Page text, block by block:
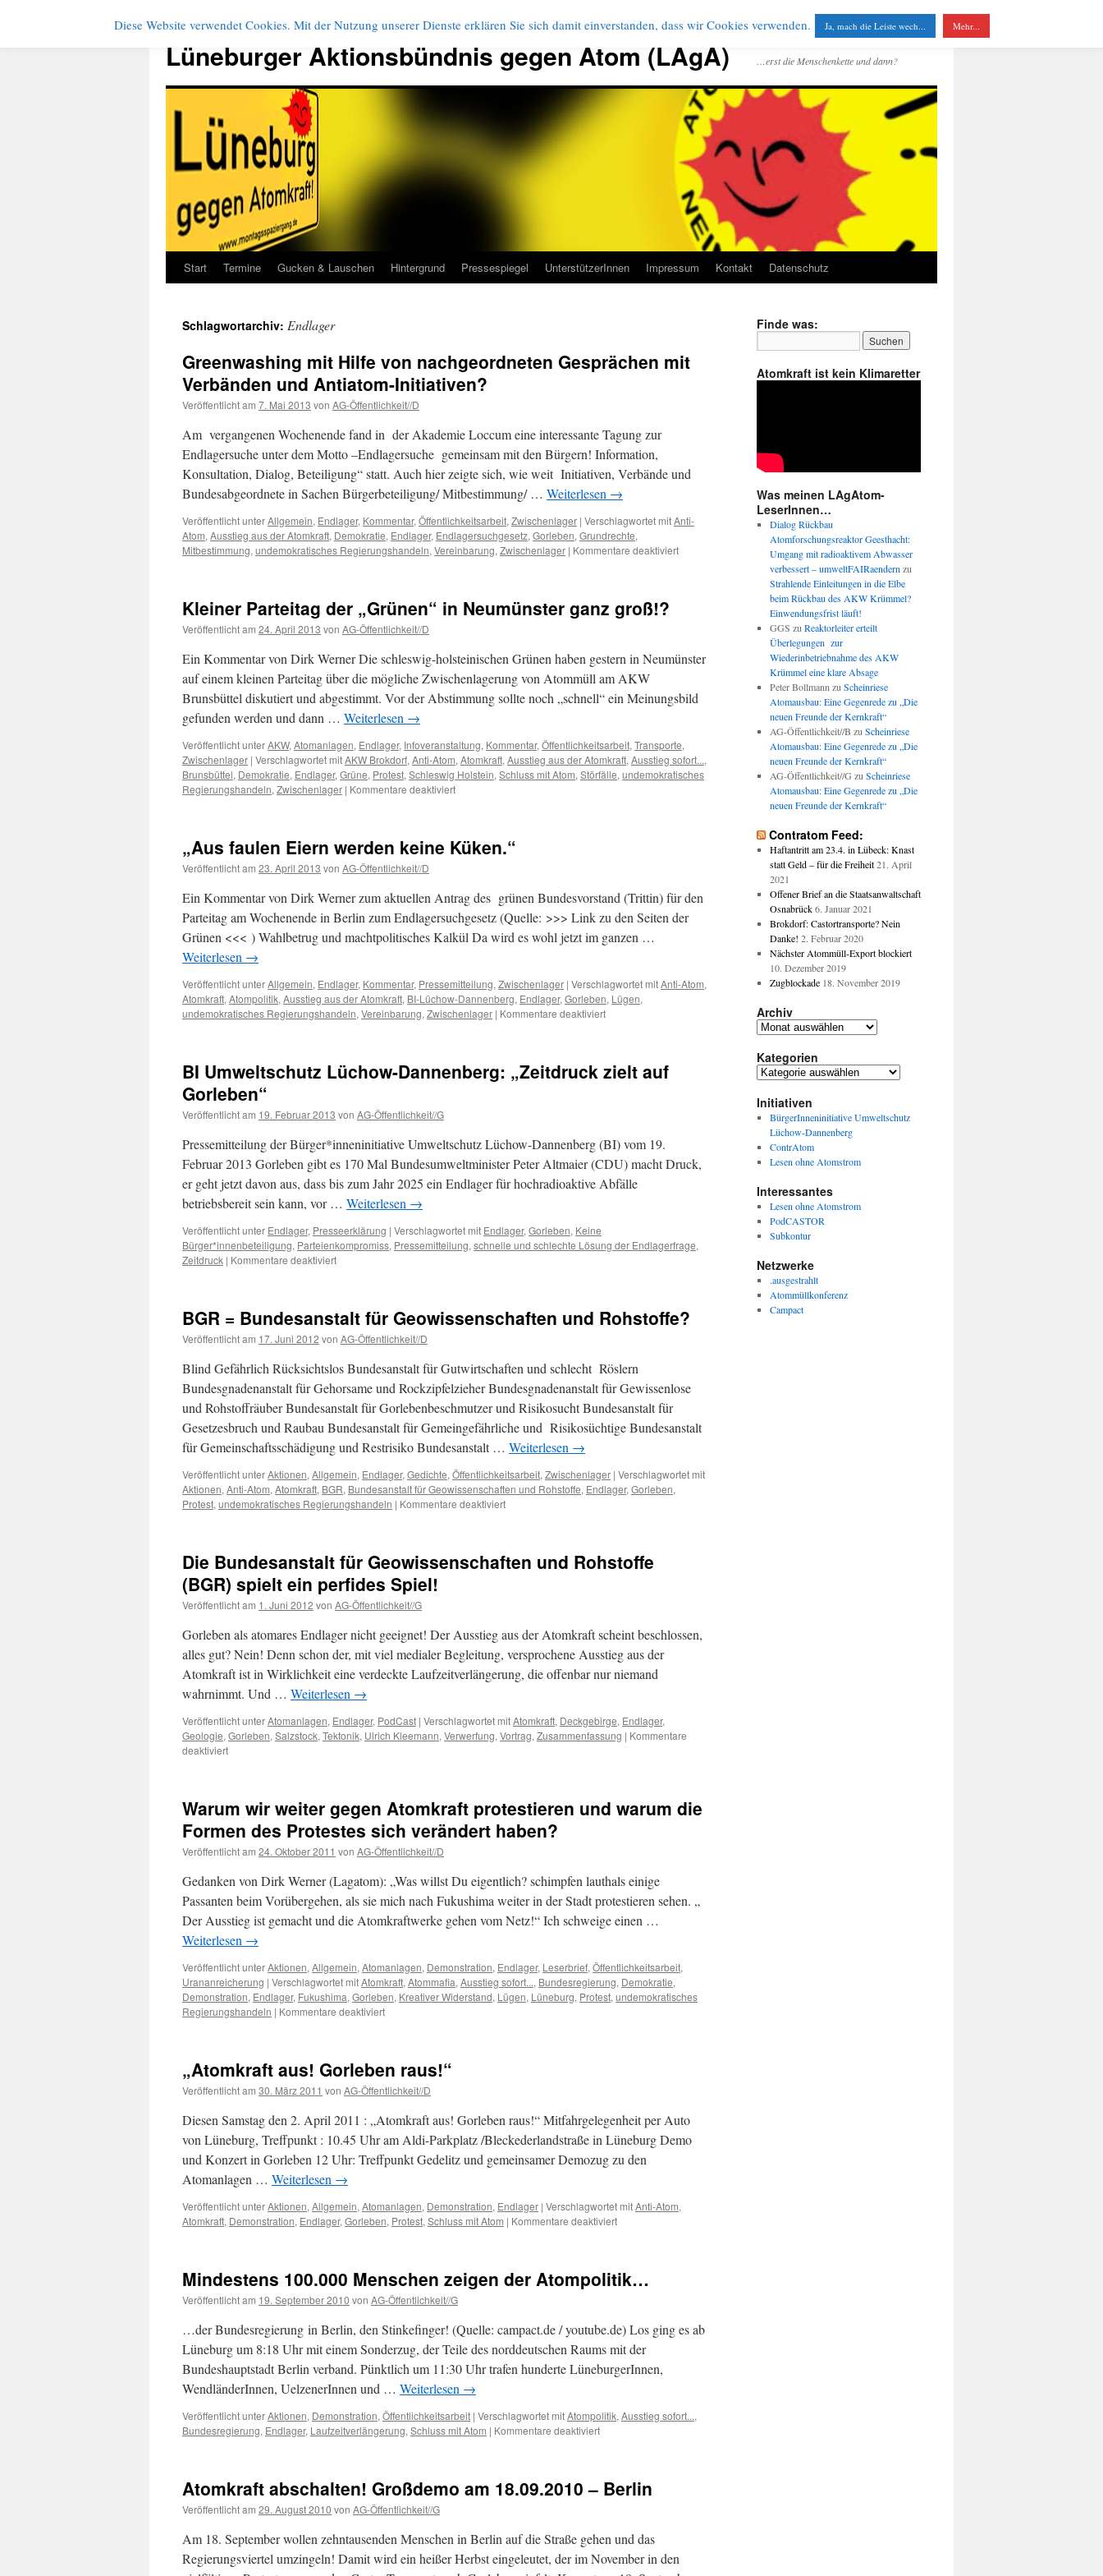
Zum
springen
Lüneburger Aktionsbündnis gegen Atom (LAgA) …erst die Menschenkette und dann?
Start Termine Gucken & Lauschen Hintergrund Pressespiegel UnterstützerInnen Impressum Kontakt Datenschutz
Schlagwortarchiv: Endlager
Greenwashing mit Hilfe von nachgeordneten Gesprächen mit
Verbänden und Antiatom-Initiativen?
Veröffentlicht am 7. Mai 2013 von AG-Öffentlichkeit//D
Am vergangenen Wochenende fand in der Akademie Loccum eine interessante Tagung zur
Endlagersuche unter dem Motto –Endlagersuche gemeinsam mit den Bürgern! Information,
Konsultation, Dialog, Beteiligung“ statt. Auch hier zeigte sich, wie weit Initiativen, Verbände und
Bundesabgeordnete in Sachen Bürgerbeteiligung/ Mitbestimmung/ … Weiterlesen →
Veröffentlicht unterAllgemein, Endlager, Kommentar, Öffentlichkeitsarbeit, Zwischenlager | Verschlagwortet mitAnti-
Atom, Ausstieg aus der Atomkraft, Demokratie, Endlager, Endlagersuchgesetz, Gorleben, Grundrechte,
Mitbestimmung, undemokratisches Regierungshandeln, Vereinbarung, Zwischenlager | Kommentare deaktiviertfür
mit
Verbänden
Antiatom-
Kleiner Parteitag der „Grünen“ in Neumünster ganz groß!?
Veröffentlicht am 24. April 2013 von AG-Öffentlichkeit//D
Ein Kommentar von Dirk Werner Die schleswig-holsteinischen Grünen haben gestern in Neumünster
auf einem kleinen Parteitag über die mögliche Zwischenlagerung von Atommüll am AKW
Brunsbüttel diskutiert und abgestimmt. Vor der Abstimmung sollte noch „schnell“ ein Meinungsbild
gefunden werden und dann … Weiterlesen →
Veröffentlicht unterAKW, Atomanlagen, Endlager, Infoveranstaltung, Kommentar, Öffentlichkeitsarbeit, Transporte,
Zwischenlager | Verschlagwortet mitAKW Brokdorf, Anti-Atom, Atomkraft, Ausstieg aus der Atomkraft, Ausstieg sofort...,
Brunsbüttel, Demokratie, Endlager, Grüne, Protest, Schleswig Holstein, Schluss mit Atom, Störfälle, undemokratisches
Regierungshandeln, Zwischenlager | Kommentare deaktiviertfür
„Grünen“
groß!?
„Aus faulen Eiern werden keine Küken.“
Veröffentlicht am 23. April 2013 von AG-Öffentlichkeit//D
Ein Kommentar von Dirk Werner zum aktuellen Antrag des grünen Bundesvorstand (Trittin) für den
Parteitag am Wochenende in Berlin zum Endlagersuchgesetz (Quelle: >>> Link zu den Seiten der
Grünen <<< ) Wahlbetrug und machtpolitisches Kalkül Da wird es wohl jetzt im ganzen …
Weiterlesen →
Veröffentlicht unterAllgemein, Endlager, Kommentar, Pressemitteilung, Zwischenlager | Verschlagwortet mitAnti-Atom,
Atomkraft, Atompolitik, Ausstieg aus der Atomkraft, BI-Lüchow-Dannenberg, Endlager, Gorleben, Lügen,
undemokratisches Regierungshandeln, Vereinbarung, Zwischenlager | Kommentare deaktiviertfür
werden
BI Umweltschutz Lüchow-Dannenberg: „Zeitdruck zielt auf
Gorleben“
Veröffentlicht am 19. Februar 2013 von AG-Öffentlichkeit//G
Pressemitteilung der Bürger*inneninitiative Umweltschutz Lüchow-Dannenberg (BI) vom 19.
Februar 2013 Gorleben gibt es 170 Mal Bundesumweltminister Peter Altmaier (CDU) macht Druck,
er geht jetzt davon aus, dass bis zum Jahr 2025 ein Endlager für hochradioaktive Abfälle
betriebsbereit sein kann, vor … Weiterlesen →
Veröffentlicht unter Endlager, Presseerklärung | Verschlagwortet mit Endlager, Gorleben, Keine
Bürger*innenbeteiligung, Parteienkompromiss, Pressemitteilung, schnelle und schlechte Lösung der Endlagerfrage,
Zeitdruck | Kommentare deaktiviertfür
Dannenberg:
„Zeitdruck
zielt
auf
Gorleben“
BGR = Bundesanstalt für Geowissenschaften und Rohstoffe?
Veröffentlicht am 17. Juni 2012 von AG-Öffentlichkeit//D
Blind Gefährlich Rücksichtslos Bundesanstalt für Gutwirtschaften und schlecht Röslern
Bundesgnadenanstalt für Gehorsame und Rockzipfelzieher Bundesgnadenanstalt für Gewissenlose
und Rohstoffräuber Bundesanstalt für Gorlebenbeschmutzer und Risikosucht Bundesanstalt für
Gesetzesbruch und Raubau Bundesanstalt für Gemeingefährliche und Risikosüchtige Bundesanstalt
für Gemeinschaftsschädigung und Restrisiko Bundesanstalt … Weiterlesen →
Veröffentlicht unterAktionen, Allgemein, Endlager, Gedichte, Öffentlichkeitsarbeit, Zwischenlager | Verschlagwortet mit
Aktionen, Anti-Atom, Atomkraft, BGR, Bundesanstalt für Geowissenschaften und Rohstoffe, Endlager, Gorleben,
Protest, undemokratisches Regierungshandeln | Kommentare deaktiviertfür
für
Die Bundesanstalt für Geowissenschaften und Rohstoffe
(BGR) spielt ein perfides Spiel!
Veröffentlicht am 1. Juni 2012 von AG-Öffentlichkeit//G
Gorleben als atomares Endlager nicht geeignet! Der Ausstieg aus der Atomkraft scheint beschlossen,
alles gut? Nein! Denn schon der, mit viel medialer Begleitung, versprochene Ausstieg aus der
Atomkraft ist in Wirklichkeit eine verdeckte Laufzeitverlängerung, die offenbar nur niemand
wahrnimmt. Und … Weiterlesen →
Veröffentlicht unterAtomanlagen, Endlager, PodCast | Verschlagwortet mitAtomkraft, Deckgebirge, Endlager,
Geologie, Gorleben, Salzstock, Tektonik, Ulrich Kleemann, Verwerfung, Vortrag, Zusammenfassung | Kommentare
deaktiviertfür
Geowissenschaften
Rohstoffe
(BGR)
ein
perfides
Warum wir weiter gegen Atomkraft protestieren und warum die
Formen des Protestes sich verändert haben?
Veröffentlicht am 24. Oktober 2011 von AG-Öffentlichkeit//D
Gedanken von Dirk Werner (Lagatom): „Was willst Du eigentlich? schimpfen lauthals einige
Passanten beim Vorübergehen, als sie mich nach Fukushima weiter in der Stadt protestieren sehen. „
Der Ausstieg ist gemacht und die Atomkraftwerke gehen vom Netz!“ Ich schweige einen …
Weiterlesen →
Veröffentlicht unterAktionen, Allgemein, Atomanlagen, Demonstration, Endlager, Leserbrief, Öffentlichkeitsarbeit,
Urananreicherung | Verschlagwortet mitAtomkraft, Atommafia, Ausstieg sofort..., Bundesregierung, Demokratie,
Demonstration, Endlager, Fukushima, Gorleben, Kreativer Widerstand, Lügen, Lüneburg, Protest, undemokratisches
Regierungshandeln | Kommentare deaktiviertfür
gegen
Atomkraft
protestieren
und
warum
die
Formen
sich
verändert
„Atomkraft aus! Gorleben raus!“
Veröffentlicht am 30. März 2011 von AG-Öffentlichkeit//D
Diesen Samstag den 2. April 2011 : „Atomkraft aus! Gorleben raus!“ Mitfahrgelegenheit per Auto
von Lüneburg, Treffpunkt : 10.45 Uhr am Aldi-Parkplatz /Bleckederlandstraße in Lüneburg Demo
und Konzert in Gorleben 12 Uhr: Treffpunkt Gedelitz und gemeinsamer Demozug zu den
Atomanlagen … Weiterlesen →
Veröffentlicht unterAktionen, Allgemein, Atomanlagen, Demonstration, Endlager | Verschlagwortet mitAnti-Atom,
Atomkraft, Demonstration, Endlager, Gorleben, Protest, Schluss mit Atom | Kommentare deaktiviertfür
raus!“
Mindestens 100.000 Menschen zeigen der Atompolitik…
Veröffentlicht am 19. September 2010 von AG-Öffentlichkeit//G
…der Bundesregierung in Berlin, den Stinkefinger! (Quelle: campact.de / youtube.de) Los ging es ab
Lüneburg um 8:18 Uhr mit einem Sonderzug, der Teile des norddeutschen Raums mit der
Bundeshauptstadt Berlin verband. Pünktlich um 11:30 Uhr trafen hunderte LüneburgerInnen,
WendländerInnen, UelzenerInnen und … Weiterlesen →
Veröffentlicht unterAktionen, Demonstration, Öffentlichkeitsarbeit | Verschlagwortet mitAtompolitik, Ausstieg sofort...,
Bundesregierung, Endlager, Laufzeitverlängerung, Schluss mit Atom | Kommentare deaktiviertfür
zeigen
Atomkraft abschalten! Großdemo am 18.09.2010 – Berlin
Veröffentlicht am 29. August 2010 von AG-Öffentlichkeit//G
Am 18. September wollen zehntausenden Menschen in Berlin auf die Straße gehen und das
Regierungsviertel umzingeln! Damit wird ein heißer Herbst eingeleutet, der im November in den
Finde was:
Atomkraft ist kein Klimaretter
Was meinen LAgAtom-
LeserInnen…
Dialog Rückbau
Atomforschungsreaktor Geesthacht:
Umgang mit radioaktivem Abwasser
verbessert – umweltFAIRaendern zu
Strahlende Einleitungen in die Elbe
beim Rückbau des AKW Krümmel?
Einwendungsfrist läuft!
GGS zu Reaktorleiter erteilt
Überlegungen zur
Wiederinbetriebnahme des AKW
Krümmel eine klare Absage
Peter Bollmann zu Scheinriese
Atomausbau: Eine Gegenrede zu „Die
neuen Freunde der Kernkraft“
AG-Öffentlichkeit//B zu Scheinriese
Atomausbau: Eine Gegenrede zu „Die
neuen Freunde der Kernkraft“
AG-Öffentlichkeit//G zu Scheinriese
Atomausbau: Eine Gegenrede zu „Die
neuen Freunde der Kernkraft“
Contratom Feed:
Haftantritt am 23.4. in Lübeck: Knast
statt Geld – für die Freiheit 21. April
2021
Offener Brief an die Staatsanwaltschaft
Osnabrück 6. Januar 2021
Brokdorf: Castortransporte? Nein
Danke! 2. Februar 2020
Nächster Atommüll-Export blockiert
10. Dezember 2019
Zugblockade 18. November 2019
Archiv
Archiv
Kategorien
Kategorien
Initiativen
BürgerInneninitiative Umweltschutz
Lüchow-Dannenberg
ContrAtom
Lesen ohne Atomstrom
Interessantes
Lesen ohne Atomstrom
PodCASTOR
Subkontur
Netzwerke
.ausgestrahlt
Atommüllkonferenz
Campact
Diese Website verwendet Cookies. Mit der Nutzung unserer Dienste erklären Sie sich damit einverstanden, dass wir Cookies verwenden. Ja, mach die Leiste wech... Mehr...